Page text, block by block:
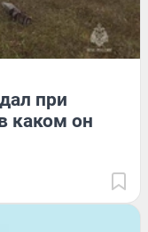
при
каком он